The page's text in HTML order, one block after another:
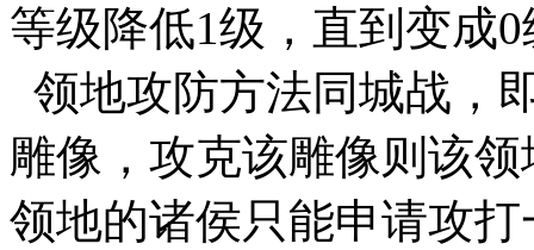
等级降低1级，直到变成
领地攻防方法同城战，
雕像，攻克该雕像则该
领地的诸侯只能申请攻